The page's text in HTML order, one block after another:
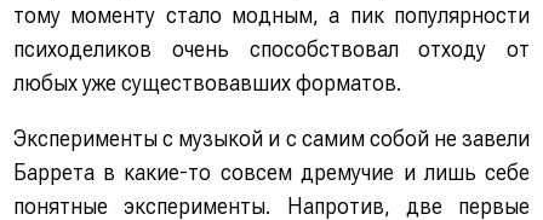
тому моменту стало модным, а пик популярности
психоделиков очень способствовал отходу от
любых уже существовавших форматов.
Эксперименты с музыкой и с самим собой не завели
Баррета в какие-то совсем дремучие и лишь себе
понятные эксперименты. Напротив, две первые